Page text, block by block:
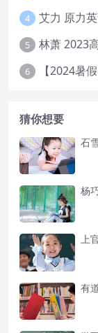
4 艾力 原力
5 林萧 2023
6 【2024暑
猜你想要
石
杨
上
有